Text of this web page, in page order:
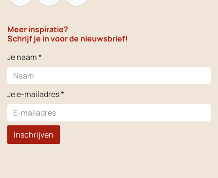
Meer inspiratie?
Schrijf je in voor de nieuwsbrief!
Je naam *
Je e-mailadres *
Inschrijven